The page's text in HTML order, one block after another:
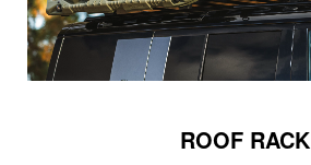
ROOF RACK